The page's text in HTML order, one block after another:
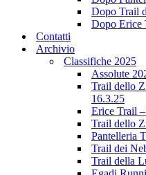
Dopo Trail
Dopo Erice
Contatti
Archivio
Classifiche 2025
Assolute
Trail dello
16.3.25
Erice Trail
Trail dello
Pantelleria
Trail dei
Trail della